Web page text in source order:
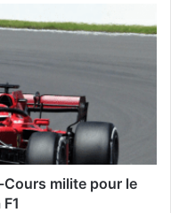
milite pour le